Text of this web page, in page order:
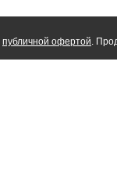
публичной офертой.